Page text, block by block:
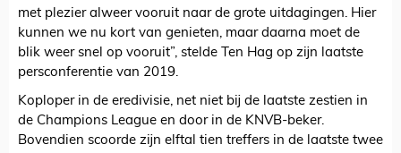
met plezier alweer vooruit naar de grote uitdagingen. Hier
kunnen we nu kort van genieten, maar daarna moet de
blik weer snel op vooruit”, stelde Ten Hag op zijn laatste
persconferentie van 2019.
Koploper in de eredivisie, net niet bij de laatste zestien in
de Champions League en door in de KNVB-beker.
Bovendien scoorde zijn elftal tien treffers in de laatste twee